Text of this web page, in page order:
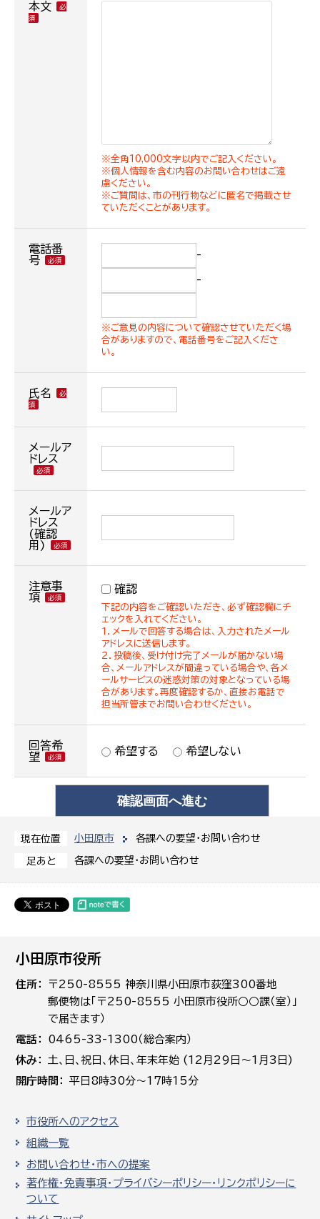
現在位置 小田原市 各課への要望・お問い合わせ
足あと 各課への要望・お問い合わせ
本文
※全角10,000文字以内でご記入ください。
※個人情報を含む内容のお問い合わせはご遠
慮ください。
※ご質問は、市の刊行物などに匿名で掲載させ
ていただくことがあります。
電話番
号
-
-
※ご意見の内容について確認させていただく場
合がありますので、電話番号をご記入くださ
い。
氏名
メールア
ドレス
メールア
ドレス
(確認
用)
注意事
項
確認
下記の内容をご確認いただき、必ず確認欄にチ
ェックを入れてください。
１．メールで回答する場合は、入力されたメール
アドレスに送信します。
２．投稿後、受け付け完了メールが届かない場
合、メールアドレスが間違っている場合や、各メ
ールサービスの迷惑対策の対象となっている場
合があります。再度確認するか、直接お電話で
担当所管までお問い合わせください。
回答希
望
希望する 希望しない
小田原市役所
住所
〒250-8555 神奈川県小田原市荻窪300番地
郵便物は「〒250-8555 小田原市役所○○課（室）」
で届きます）
電話
0465-33-1300（総合案内）
休み
土､日､祝日、休日、年末年始 (12月29日～1月3日)
開庁時間
平日8時30分～17時15分
市役所へのアクセス
組織一覧
お問い合わせ・市への提案
著作権・免責事項・プライバシーポリシー・リンクポリシーに
ついて